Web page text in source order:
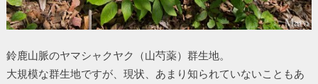
鈴鹿山脈のヤマシャクヤク（山芍薬）群生地。
大規模な群生地ですが、現状、あまり知られていないこともあ